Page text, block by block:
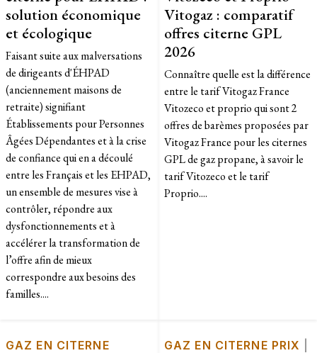
solution économique
et écologique
Faisant suite aux malversations
de dirigeants d'ÉHPAD
(anciennement maisons de
retraite) signifiant
Établissements pour Personnes
Âgées Dépendantes et à la crise
de confiance qui en a découlé
entre les Français et les EHPAD,
un ensemble de mesures vise à
contrôler, répondre aux
dysfonctionnements et à
accélérer la transformation de
l’offre afin de mieux
correspondre aux besoins des
familles....
Vitogaz : comparatif
offres citerne GPL
2026
Connaître quelle est la différence
entre le tarif Vitogaz France
Vitozeco et proprio qui sont 2
offres de barèmes proposées par
Vitogaz France pour les citernes
GPL de gaz propane, à savoir le
tarif Vitozeco et le tarif
Proprio....
GAZ EN CITERNE
GAZ EN CITERNE PRIX